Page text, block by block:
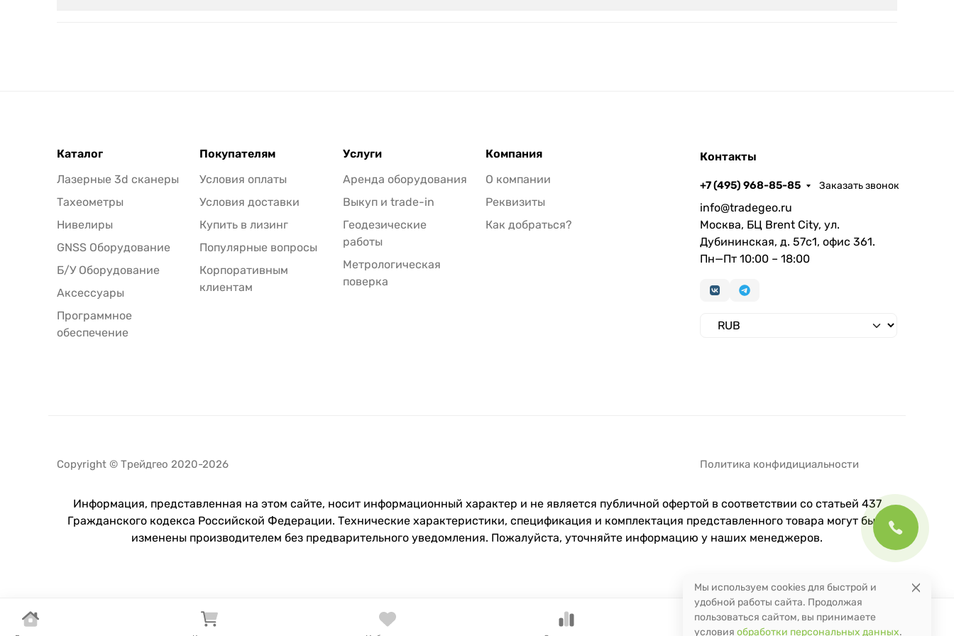
Каталог
Лазерные 3d сканеры
Тахеометры
Нивелиры
GNSS Оборудование
Б/У Оборудование
Аксессуары
Программное
обеспечение
Покупателям
Условия оплаты
Условия доставки
Купить в лизинг
Популярные вопросы
Корпоративным
клиентам
Услуги
Аренда оборудования
Выкуп и trade-in
Геодезические
работы
Метрологическая
поверка
Компания
О компании
Реквизиты
Как добраться?
Контакты
+7 (495) 968-85-85 Заказать звонок
info@tradegeo.ru
Москва, БЦ Brent City, ул.
Дубининская, д. 57с1, офис 361.
Пн—Пт 10:00 – 18:00
Copyright © Трейдгео 2020-2026 Политика конфидициальности
Информация, представленная на этом сайте, носит информационный характер и не является публичной офертой в соответствии со статьей 437
Гражданского кодекса Российской Федерации. Технические характеристики, спецификация и комплектация представленного товара могут быть
изменены производителем без предварительного уведомления. Пожалуйста, уточняйте информацию у наших менеджеров.
Мы используем cookies для быстрой и
удобной работы сайта. Продолжая
пользоваться сайтом, вы принимаете
условия обработки персональных данных.